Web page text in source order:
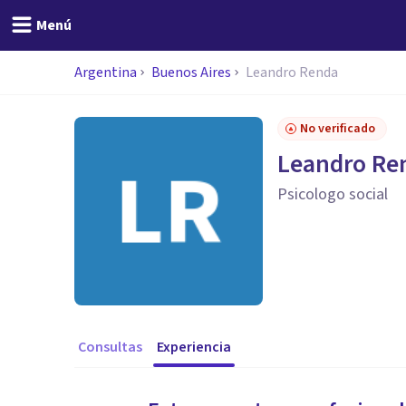
Menú
Argentina Buenos Aires Leandro Renda
No verificado
Leandro
Psicologo social
Consultas Experiencia